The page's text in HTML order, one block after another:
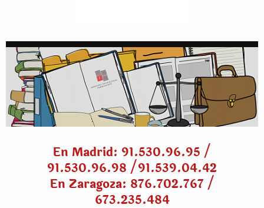
En Madrid: 91.530.96.95 /
91.530.96.98 /91.539.04.42
En Zaragoza: 876.702.767 /
673.235.484